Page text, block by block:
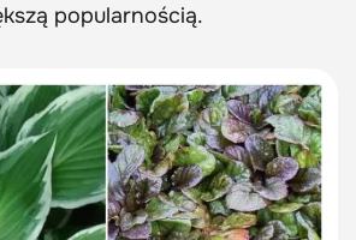
popularnością.